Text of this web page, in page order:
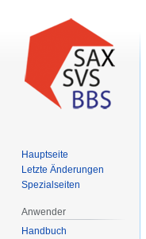
Hauptseite
Letzte Änderungen
Spezialseiten
Anwender
Handbuch